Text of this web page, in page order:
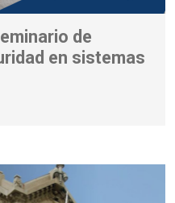
de
en sistemas